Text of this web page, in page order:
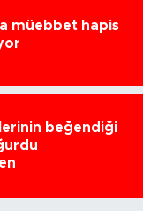
müebbet hapis
beğendiği